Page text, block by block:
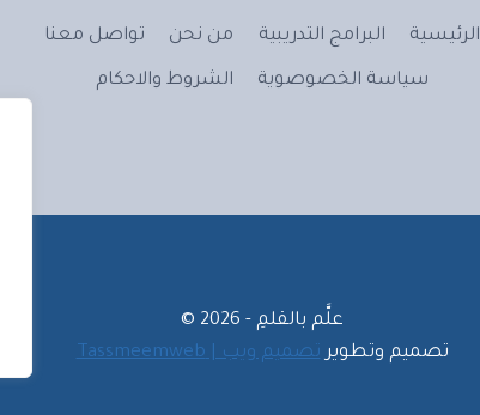
الرئيسية البرامج التدريبية من نحن تواصل معنا
سياسة الخصوصوية الشروط والاحكام
علَّم بالقلمِ - 2026 ©
تصميم وتطوير تصميم ويب | Tassmeemweb